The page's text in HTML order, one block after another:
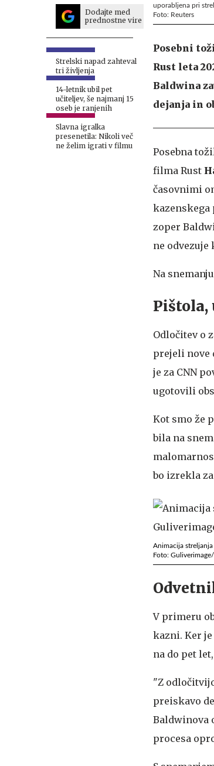
Dodajte med
prednostne vire
Strelski napad zahteval
tri življenja
14-letnik ubil pet
učiteljev, še najmanj 15
oseb je ranjenih
Slavna igralka
presenetila: Nikoli več
ne želim igrati v filmu
uporabljena pri
Foto: Reuters
Posebni
Rust leta
Baldwina
dejanja in
Posebna
filma Rust
časovnimi
kazenskega
zoper
ne odvezuje
Na
Pištola,
Odločitev o
prejeli nove
je za CNN
ugotovili
Kot smo že
bila na
bo izrekla
Animacija
Foto:
V primeru
kazni. Ker
na do pet
"Z
preiskavo
Baldwinova
procesa